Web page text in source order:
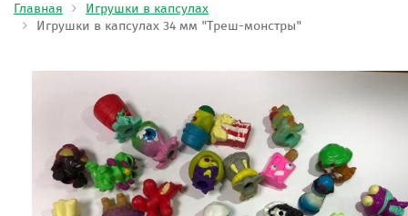
Главная
Игрушки в капсулах
Игрушки в капсулах 34 мм "Треш-монстры"